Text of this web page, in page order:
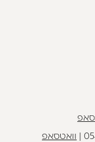
וואטסאפ